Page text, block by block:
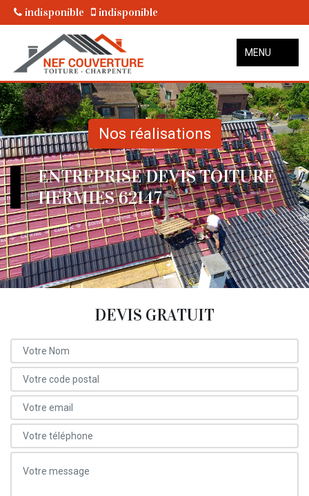
indisponible indisponible
MENU
Nos réalisations
ENTREPRISE DEVIS TOITURE
HERMIES 62147
DEVIS GRATUIT